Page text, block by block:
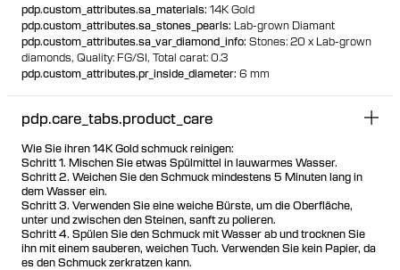
pdp.custom_attributes.sa_materials: 14K Gold
pdp.custom_attributes.sa_stones_pearls: Lab-grown Diamant
pdp.custom_attributes.sa_var_diamond_info: Stones: 20 x Lab-grown
diamonds, Quality: FG/SI, Total carat: 0.3
pdp.custom_attributes.pr_inside_diameter: 6 mm
pdp.care_tabs.product_care
Wie Sie ihren 14K Gold schmuck reinigen:
Schritt 1. Mischen Sie etwas Spülmittel in lauwarmes Wasser.
Schritt 2. Weichen Sie den Schmuck mindestens 5 Minuten lang in
dem Wasser ein.
Schritt 3. Verwenden Sie eine weiche Bürste, um die Oberfläche,
unter und zwischen den Steinen, sanft zu polieren.
Schritt 4. Spülen Sie den Schmuck mit Wasser ab und trocknen Sie
ihn mit einem sauberen, weichen Tuch. Verwenden Sie kein Papier, da
es den Schmuck zerkratzen kann.